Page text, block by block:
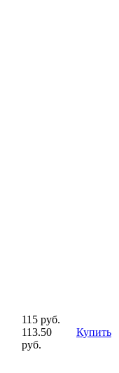
115 руб.
113.50
руб.
Купить